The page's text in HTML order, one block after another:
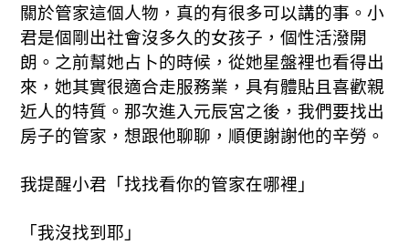
關於管家這個人物，真的有很多可以講的事。小
君是個剛出社會沒多久的女孩子，個性活潑開
朗。之前幫她占卜的時候，從她星盤裡也看得出
來，她其實很適合走服務業，具有體貼且喜歡親
近人的特質。那次進入元辰宮之後，我們要找出
房子的管家，想跟他聊聊，順便謝謝他的辛勞。
我提醒小君「找找看你的管家在哪裡」
「我沒找到耶」